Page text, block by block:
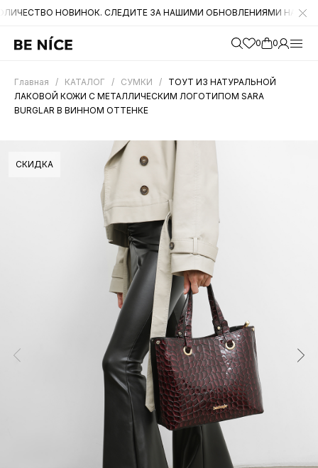
НОВИНОК. СЛЕДИТЕ ЗА НАШИМИ ОБНОВЛЕНИЯМИ НА САЙТЕ. А
0 0
Главная / КАТАЛОГ / СУМКИ /
ТОУТ ИЗ НАТУРАЛЬНОЙ
ЛАКОВОЙ КОЖИ С МЕТАЛЛИЧЕСКИМ ЛОГОТИПОМ SARA
BURGLAR В ВИННОМ ОТТЕНКЕ
СКИДКА